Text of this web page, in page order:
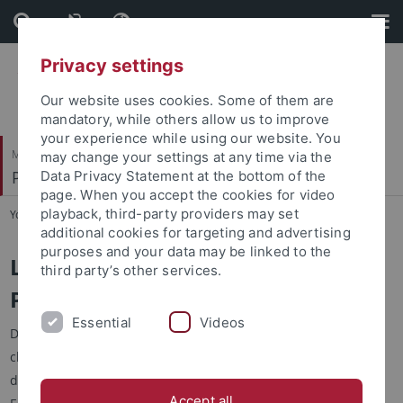
Skip
to
content
Skip
to
footer
Mathematisch-Naturwissenschaftliche Fakultät
Pharmazeutische Chemie
You are here: Startseite ... Lehrveranstaltungen
Lehrveranstaltungen der
Pharmazeutischen Chemie
Die Pharmazeutische und Medizinische Chemie lehrt das
chemische Grundverständnis der Arzneitmittel. Dies umfasst
das notwendige chemische Grundwissen, die Herstellung und
Privacy settings
Our website uses cookies. Some of them are
mandatory, while others allow us to improve
your experience while using our website. You
may change your settings at any time via the
Data Privacy Statement at the bottom of the
page. When you accept the cookies for video
playback, third-party providers may set
additional cookies for targeting and advertising
purposes and your data may be linked to the
third party’s other services.
Essential Videos